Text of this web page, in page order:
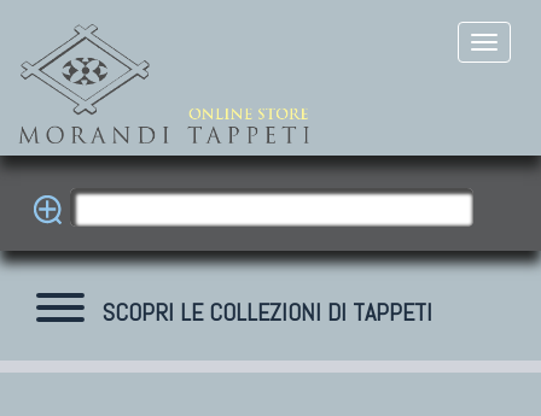
SCOPRI LE COLLEZIONI DI TAPPETI